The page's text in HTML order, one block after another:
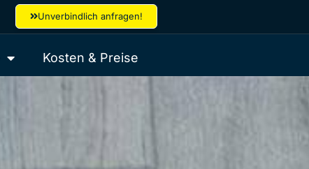
Unverbindlich anfragen!
Kosten & Preise